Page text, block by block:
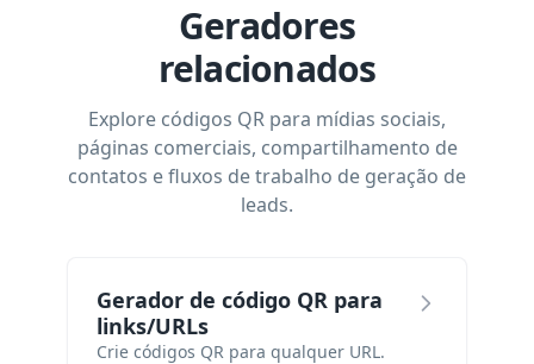
Geradores
relacionados
Explore códigos QR para mídias sociais,
páginas comerciais, compartilhamento de
contatos e fluxos de trabalho de geração de
leads.
Gerador de código QR para
links/URLs
Crie códigos QR para qualquer URL.